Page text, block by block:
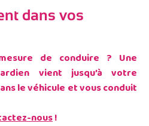
dans vos
de conduire ? Une
vient jusqu’à votre
le véhicule et vous conduit
nous!